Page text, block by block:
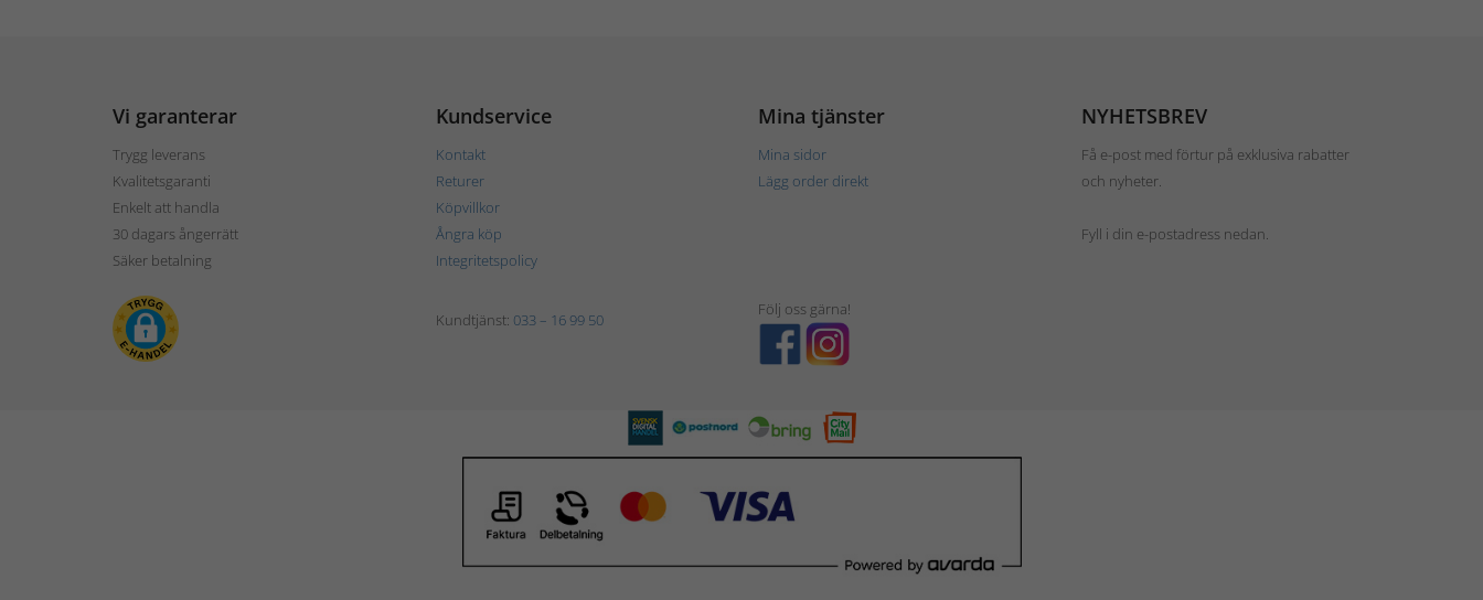
Vi garanterar
Trygg leverans
Kvalitetsgaranti
Enkelt att handla
30 dagars ångerrätt
Säker betalning
Kundservice
Kontakt
Returer
Köpvillkor
Ångra köp
Integritetspolicy
Mina tjänster
Mina sidor
Lägg order direkt
NYHETSBREV
Få e-post med förtur på exklusiva rabatter
och nyheter.
Fyll i din e-postadress nedan.
Kundtjänst: 033 – 16 99 50
Följ oss gärna!